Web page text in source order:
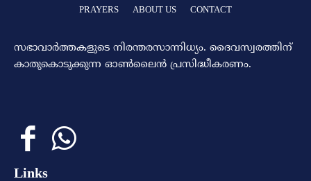
PRAYERS ABOUT US CONTACT
സഭാവാര്‍ത്തകളുടെ നിരന്തരസാന്നിധ്യം. ദൈവസ്വരത്തിന്‌
കാതുകൊടുക്കുന്ന ഓണ്‍ലൈന്‍ പ്രസിദ്ധീകരണം.
Links